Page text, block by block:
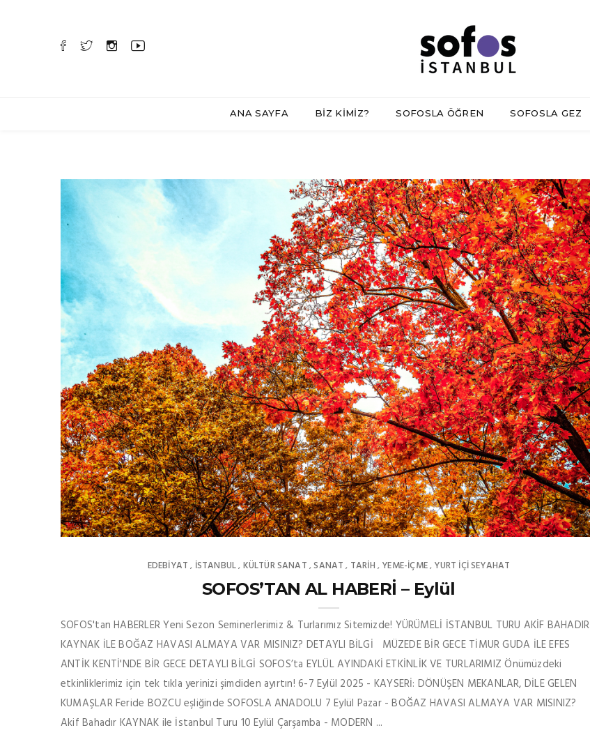
ANA SAYFA BİZ KİMİZ? SOFOSLA ÖĞREN SOFOSLA GEZ
EDEBIYAT , İSTANBUL, KÜLTÜR SANAT ,SANAT , TARİH , YEME-İÇME, YURT İÇİ SEYAHAT
SOFOS’TAN AL HABERİ – Eylül
SOFOS'tan HABERLER Yeni Sezon Seminerlerimiz & Turlarımız Sitemizde! YÜRÜMELİ İSTANBUL TURU AKİF BAHADIR
KAYNAK İLE BOĞAZ HAVASI ALMAYA VAR MISINIZ? DETAYLI BİLGİ MÜZEDE BİR GECE TİMUR GUDA İLE EFES
ANTİK KENTİ'NDE BİR GECE DETAYLI BİLGİ SOFOS’ta EYLÜL AYINDAKİ ETKİNLİK VE TURLARIMIZ Önümüzdeki
etkinliklerimiz için tek tıkla yerinizi şimdiden ayırtın! 6-7 Eylül 2025 - KAYSERİ: DÖNÜŞEN MEKANLAR, DİLE GELEN
KUMAŞLAR Feride BOZCU eşliğinde SOFOSLA ANADOLU 7 Eylül Pazar - BOĞAZ HAVASI ALMAYA VAR MISINIZ?
Akif Bahadır KAYNAK ile İstanbul Turu 10 Eylül Çarşamba - MODERN ...